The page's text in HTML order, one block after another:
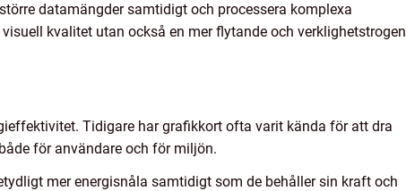
datamängder samtidigt och processera komplexa
kvalitet utan också en mer flytande och verklighetstrogen
Tidigare har grafikkort ofta varit kända för att dra
för användare och för miljön.
mer energisnåla samtidigt som de behåller sin kraft och